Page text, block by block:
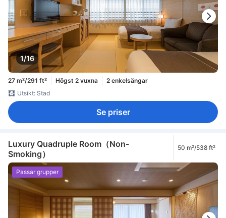
1/16
27 m²/291 ft² Högst 2 vuxna
2 enkelsängar
Utsikt: Stad
Se priser
Luxury Quadruple Room（Non-
Smoking）
50 m²/538 ft²
Passar grupper